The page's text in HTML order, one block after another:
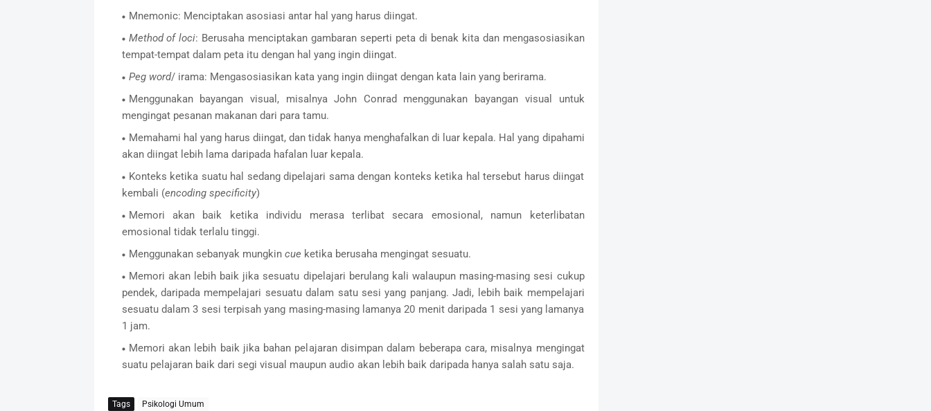
Mnemonic: Menciptakan asosiasi antar hal yang harus diingat.
Method of loci: Berusaha menciptakan gambaran seperti peta di benak kita dan mengasosiasikan
tempat-tempat dalam peta itu dengan hal yang ingin diingat.
Peg word/ irama: Mengasosiasikan kata yang ingin diingat dengan kata lain yang berirama.
Menggunakan bayangan visual, misalnya John Conrad menggunakan bayangan visual untuk
mengingat pesanan makanan dari para tamu.
Memahami hal yang harus diingat, dan tidak hanya menghafalkan di luar kepala. Hal yang dipahami
akan diingat lebih lama daripada hafalan luar kepala.
Konteks ketika suatu hal sedang dipelajari sama dengan konteks ketika hal tersebut harus diingat
kembali (encoding specificity)
Memori akan baik ketika individu merasa terlibat secara emosional, namun keterlibatan
emosional tidak terlalu tinggi.
Menggunakan sebanyak mungkin cue ketika berusaha mengingat sesuatu.
Memori akan lebih baik jika sesuatu dipelajari berulang kali walaupun masing-masing sesi cukup
pendek, daripada mempelajari sesuatu dalam satu sesi yang panjang. Jadi, lebih baik mempelajari
sesuatu dalam 3 sesi terpisah yang masing-masing lamanya 20 menit daripada 1 sesi yang lamanya
1 jam.
Memori akan lebih baik jika bahan pelajaran disimpan dalam beberapa cara, misalnya mengingat
suatu pelajaran baik dari segi visual maupun audio akan lebih baik daripada hanya salah satu saja.
Tags Psikologi Umum